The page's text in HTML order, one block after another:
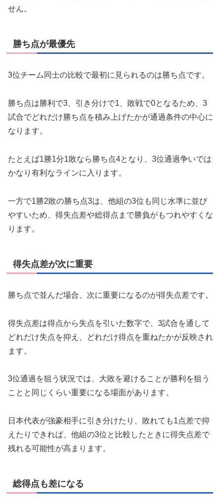
せん。
勝ち点が最優先
3位チーム同士の比較で最初に見られるのは勝ち点です。
勝ち点は勝利で3、引き分けで1、敗戦で0となるため、3
試合でどれだけ勝ち点を積み上げたかが通過条件の中心に
なります。
たとえば1勝1分1敗なら勝ち点4となり、3位通過争いでは
かなり有利なラインに入ります。
一方で1勝2敗の勝ち点3は、他組の3位も同じ水準に並び
やすいため、得失点差や総得点まで勝負がもつれやすくな
ります。
得失点差が次に重要
勝ち点で並んだ場合、次に重要になるのが得失点差です。
得失点差は得点から失点を引いた数字で、3試合を通して
どれだけ失点を抑え、どれだけ得点を重ねたかが反映され
ます。
3位通過を狙う状況では、大敗を避けることが勝利を狙う
ことと同じくらい重要になる場面があります。
日本代表が強豪相手に引き分けたり、敗れても1点差で抑
えたりできれば、他組の3位と比較したときに得失点差で
残れる可能性が高まります。
総得点も差になる